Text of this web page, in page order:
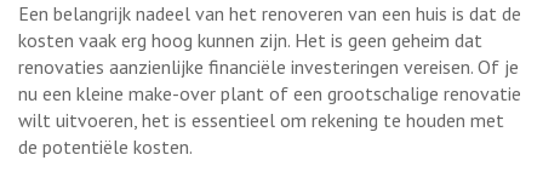
Een belangrijk nadeel van het renoveren van een huis is dat de
kosten vaak erg hoog kunnen zijn. Het is geen geheim dat
renovaties aanzienlijke financiële investeringen vereisen. Of je
nu een kleine make-over plant of een grootschalige renovatie
wilt uitvoeren, het is essentieel om rekening te houden met
de potentiële kosten.